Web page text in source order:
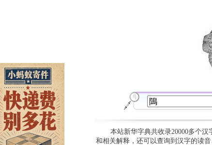
本站新华字典共收录20000多个
和相关解释，还可以查询到汉字的读